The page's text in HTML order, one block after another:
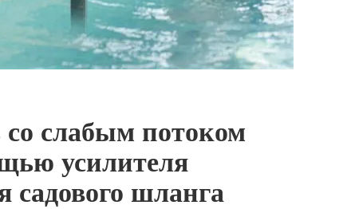
слабым потоком
усилителя
садового шланга